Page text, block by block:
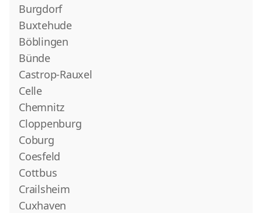
Burgdorf
Buxtehude
Böblingen
Bünde
Castrop-Rauxel
Celle
Chemnitz
Cloppenburg
Coburg
Coesfeld
Cottbus
Crailsheim
Cuxhaven